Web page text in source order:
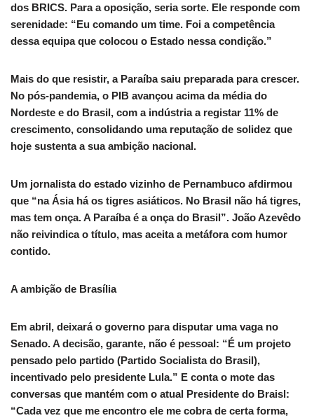
dos BRICS. Para a oposição, seria sorte. Ele responde com
serenidade: “Eu comando um time. Foi a competência
dessa equipa que colocou o Estado nessa condição.”
Mais do que resistir, a Paraíba saiu preparada para crescer.
No pós-pandemia, o PIB avançou acima da média do
Nordeste e do Brasil, com a indústria a registar 11% de
crescimento, consolidando uma reputação de solidez que
hoje sustenta a sua ambição nacional.
Um jornalista do estado vizinho de Pernambuco afdirmou
que “na Ásia há os tigres asiáticos. No Brasil não há tigres,
mas tem onça. A Paraíba é a onça do Brasil”. João Azevêdo
não reivindica o título, mas aceita a metáfora com humor
contido.
A ambição de Brasília
Em abril, deixará o governo para disputar uma vaga no
Senado. A decisão, garante, não é pessoal: “É um projeto
pensado pelo partido (Partido Socialista do Brasil),
incentivado pelo presidente Lula.” E conta o mote das
conversas que mantém com o atual Presidente do Braisl:
“Cada vez que me encontro ele me cobra de certa forma,